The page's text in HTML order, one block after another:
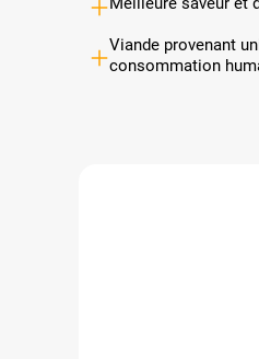
Viande provenant
consommation